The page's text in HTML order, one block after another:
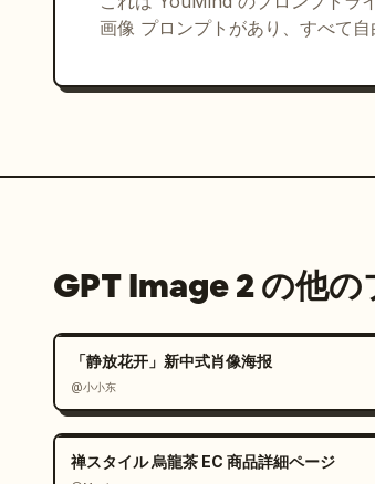
画像 プロンプトがあり、すべて自
GPT Image 2 の他の
「静放花开」新中式肖像海报
@小小东
禅スタイル 烏龍茶 EC 商品詳細ページ